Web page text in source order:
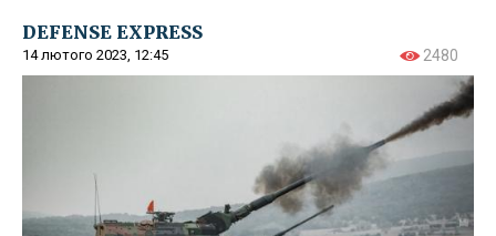
DEFENSE EXPRESS
14 лютого 2023, 12:45 2480